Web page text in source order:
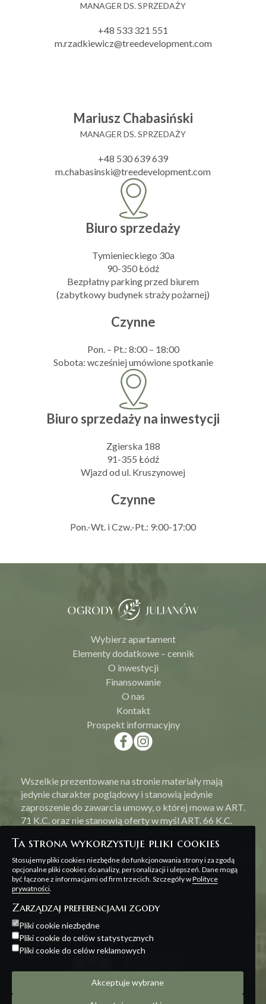
MANAGER DS. SPRZEDAŻY
+48 533 321 551
m.rzadkiewicz@treedevelopment.com
Mariusz Chabasiński
MANAGER DS. SPRZEDAŻY
+48 530 639 639
m.chabasinski@treedevelopment.com
Biuro sprzedaży
Tymienieckiego 30a
90-350 Łódź
Bezpłatny parking przed biurem
(zabytkowy budynek straży pożarnej)
Czynne
Pon. – Pt.: 8:00 – 18:00
Sobota: wcześniej umówione spotkanie
Biuro sprzedaży na inwestycji
Zgierska 188
91-355 Łódź
Wjazd od ul. Kruszynowej
Czynne
Pon.-Wt. i Czw.-Pt.: 9:00-17:00
Wybierz apartament
Elementy dodatkowe – cennik
O inwestycji
Finansowanie
O nas
Kontakt
Prospekt informacyjny
Wszelkie prezentowane na stronie materiały mają
jedynie charakter poglądowy i stanowią jedynie
zaproszenie do zawarcia umowy, o której mowa w ART.
71 K.C. oraz nie stanowią oferty w myśl ART. 66 K.C.
Polityka prywatności
Ta strona wykorzystuje pliki cookies
Stosujemy pliki cookies niezbędne do funkcjonowania strony i za zgodą
opcjonalne pliki cookies do analizy, personalizacji i ulepszeń. Dane mogą
być łączone z informacjami od firm trzecich. Szczegóły wPolityce
prywatności.
Zarządzaj preferencjami zgody
Pliki cookie niezbędne
Pliki cookie do celów statystycznych
Pliki cookie do celów reklamowych
Akceptuje wybrane